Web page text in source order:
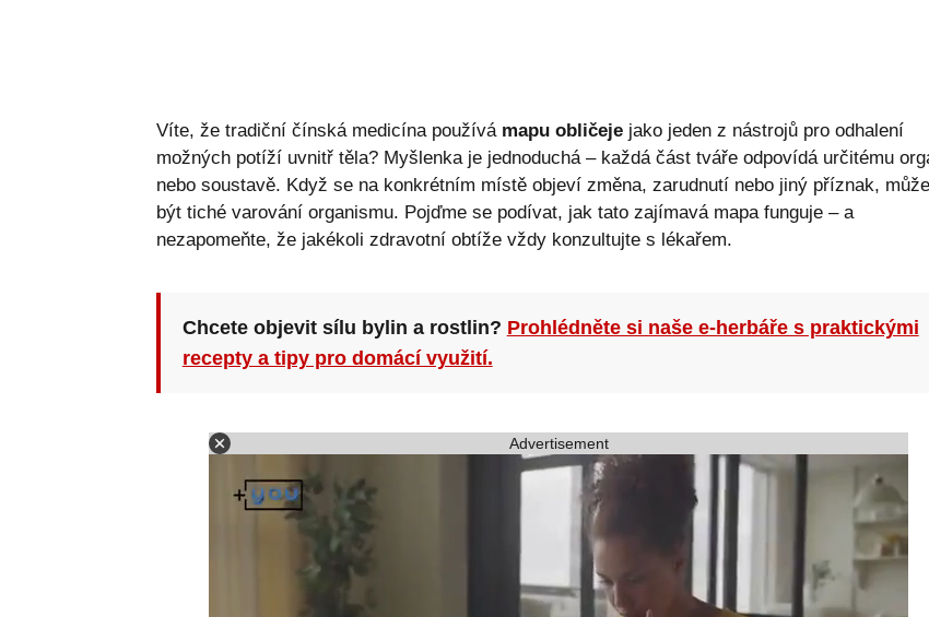
Víte, že tradiční čínská medicína používá mapu obličejejako jeden z nástrojů pro odhalení
možných potíží uvnitř těla? Myšlenka je jednoduchá – každá část tváře odpovídá určitému
nebo soustavě. Když se na konkrétním místě objeví změna, zarudnutí nebo jiný příznak,
být tiché varování organismu. Pojďme se podívat, jak tato zajímavá mapa funguje – a
nezapomeňte, že jakékoli zdravotní obtíže vždy konzultujte s lékařem.
Chcete objevit sílu bylin a rostlin? Prohlédněte si naše e-herbáře s praktickými
recepty a tipy pro domácí využití.
Advertisement